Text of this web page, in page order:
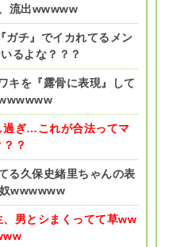
流出wwwww
ガチ』でイカれてるメン
るよな？？？
キを『露骨に表現』して
過ぎ…これが合法ってマ
？？
る久保史緒里ちゃんの表
wwwwww
、男とシまくってて草ww